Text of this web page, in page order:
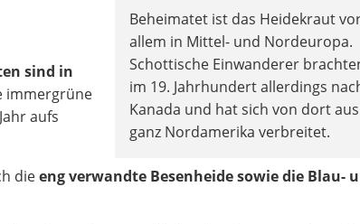
Beheimatet ist das Heidekraut
allem in Mittel- und Nordeuropa.
Schottische Einwanderer
im 19. Jahrhundert allerdings
Kanada und hat sich von dort
ganz Nordamerika verbreitet.
sind in
immergrüne
aufs
dieeng verwandte Besenheide sowie die Blau-